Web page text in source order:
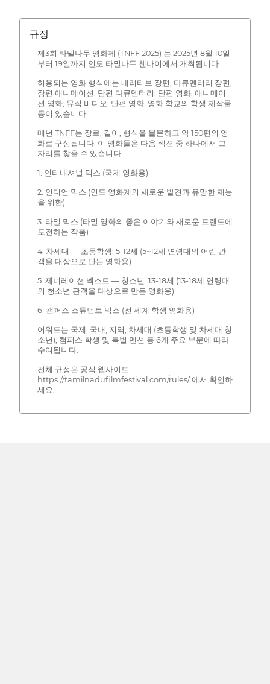
규정
제3회 타밀나두 영화제 (TNFF 2025) 는 2025년 8월 10일
부터 19일까지 인도 타밀나두 첸나이에서 개최됩니다.
허용되는 영화 형식에는 내러티브 장편, 다큐멘터리 장편,
장편 애니메이션, 단편 다큐멘터리, 단편 영화, 애니메이
션 영화, 뮤직 비디오, 단편 영화, 영화 학교의 학생 제작물
등이 있습니다.
매년 TNFF는 장르, 길이, 형식을 불문하고 약 150편의 영
화로 구성됩니다. 이 영화들은 다음 섹션 중 하나에서 그
자리를 찾을 수 있습니다.
1. 인터내셔널 믹스 (국제 영화용)
2. 인디언 믹스 (인도 영화계의 새로운 발견과 유망한 재능
을 위한)
3. 타밀 믹스 (타밀 영화의 좋은 이야기와 새로운 트렌드에
도전하는 작품)
4. 차세대 — 초등학생: 5-12세 (5~12세 연령대의 어린 관
객을 대상으로 만든 영화용)
5. 제너레이션 넥스트 — 청소년: 13-18세 (13-18세 연령대
의 청소년 관객을 대상으로 만든 영화용)
6. 캠퍼스 스튜던트 믹스 (전 세계 학생 영화용)
어워드는 국제, 국내, 지역, 차세대 (초등학생 및 차세대 청
소년), 캠퍼스 학생 및 특별 멘션 등 6개 주요 부문에 따라
수여됩니다.
전체 규정은 공식 웹사이트
https://tamilnadufilmfestival.com/rules/ 에서 확인하
세요.